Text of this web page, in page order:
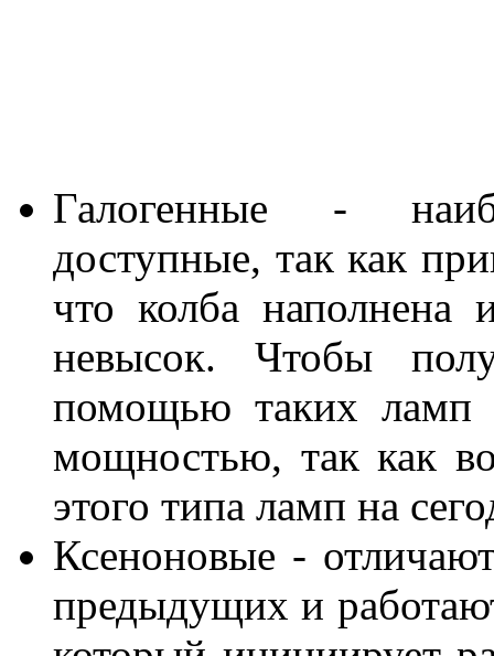
Галогенные -
доступные, так как
что колба
невысок. Чтобы
помощью таких ламп
мощностью, так как
этого типа ламп на
Ксеноновые -
предыдущих и